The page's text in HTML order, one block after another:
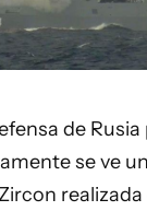
de
se ve
realizada